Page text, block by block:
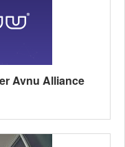
Avnu Alliance